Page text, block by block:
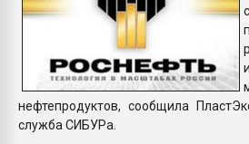
нефтепродуктов, сообщила
служба СИБУРа.